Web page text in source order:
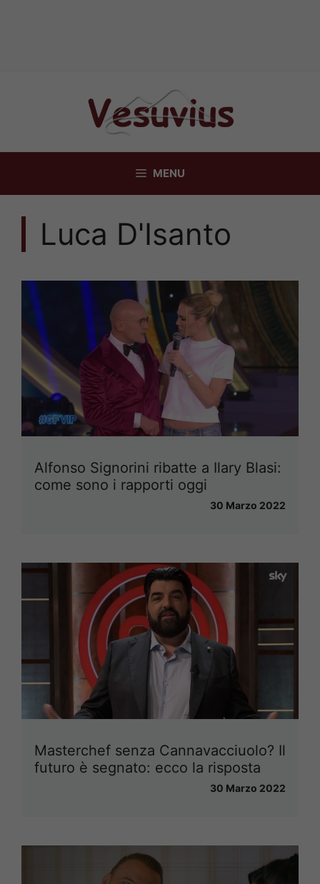
MENU
Luca D'Isanto
Alfonso Signorini ribatte a Ilary Blasi:
come sono i rapporti oggi
30 Marzo 2022
Masterchef senza Cannavacciuolo? Il
futuro è segnato: ecco la risposta
30 Marzo 2022